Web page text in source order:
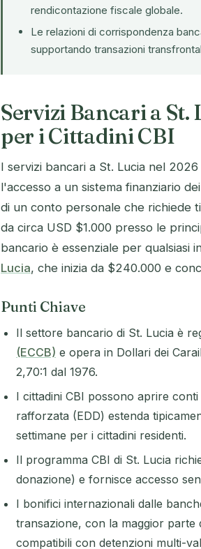
rendicontazione fiscale globale.
Le relazioni di corrispondenza
supportando transazioni
Servizi Bancari a
per i Cittadini CBI
I servizi bancari a St. Lucia nel
l'accesso a un sistema finanziario
di un conto personale che richiede
da circa USD $1.000 presso le
bancario è essenziale per qualsiasi
Lucia, che inizia da $240.000 e
Punti Chiave
Il settore bancario di St. Lucia è
(ECCB) e opera in Dollari dei
2,70:1 dal 1976.
I cittadini CBI possono aprire
rafforzata (EDD) estenda
settimane per i cittadini residenti.
Il programma CBI di St. Lucia
donazione) e fornisce accesso
I bonifici internazionali dalle
transazione, con la maggior parte
compatibili con detenzioni multi-